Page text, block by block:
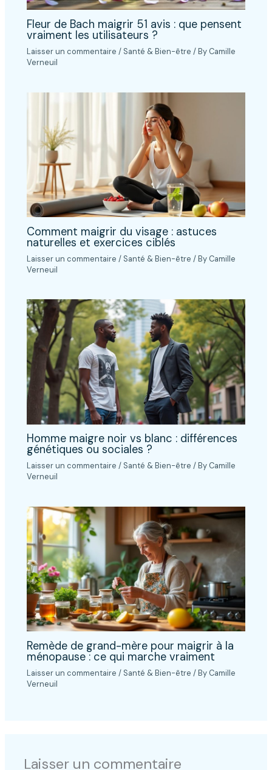
Fleur de Bach maigrir 51 avis : que pensent
vraiment les utilisateurs ?
Laisser un commentaire / Santé & Bien-être / By Camille
Verneuil
Comment maigrir du visage : astuces
naturelles et exercices ciblés
Laisser un commentaire / Santé & Bien-être / By Camille
Verneuil
Homme maigre noir vs blanc : différences
génétiques ou sociales ?
Laisser un commentaire / Santé & Bien-être / By Camille
Verneuil
Remède de grand-mère pour maigrir à la
ménopause : ce qui marche vraiment
Laisser un commentaire / Santé & Bien-être / By Camille
Verneuil
Laisser un commentaire